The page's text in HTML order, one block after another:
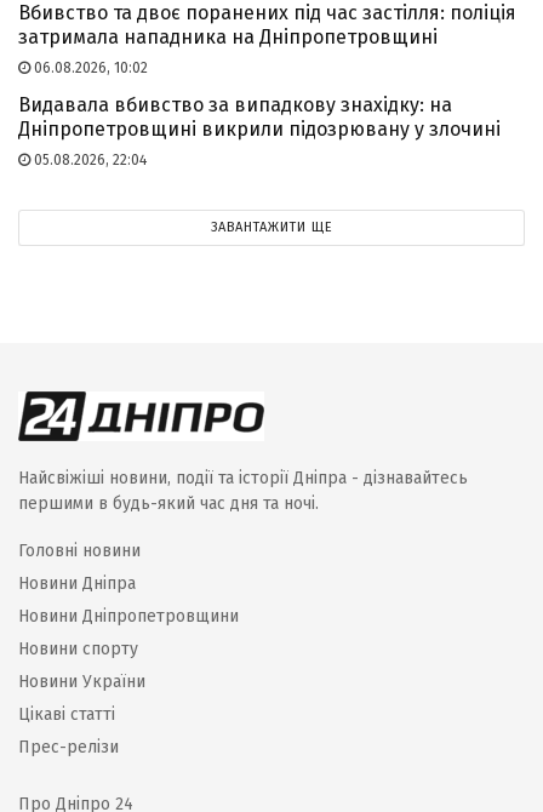
Вбивство та двоє поранених під час застілля: поліція
затримала нападника на Дніпропетровщині
06.08.2026, 10:02
Видавала вбивство за випадкову знахідку: на
Дніпропетровщині викрили підозрювану у злочині
05.08.2026, 22:04
ЗАВАНТАЖИТИ ЩЕ
Найсвіжіші новини, події та історії Дніпра - дізнавайтесь
першими в будь-який час дня та ночі.
Головні новини
Новини Дніпра
Новини Дніпропетровщини
Новини спорту
Новини України
Цікаві статті
Прес-релізи
Про Дніпро 24